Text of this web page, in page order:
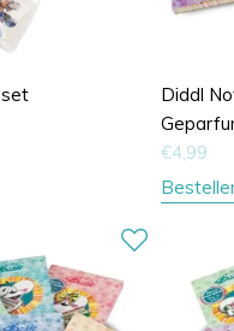
Diddl
€4,99